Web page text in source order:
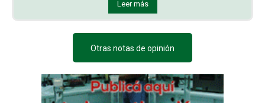
Leer más
Otras notas de opinión